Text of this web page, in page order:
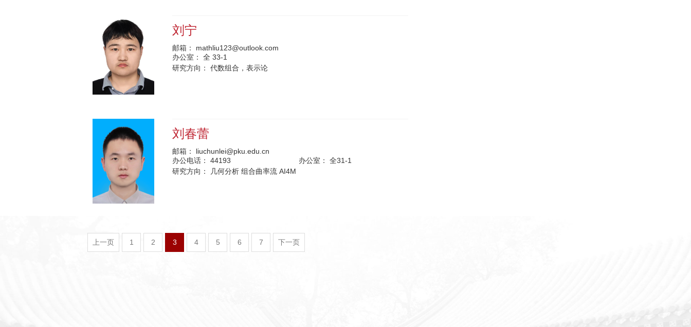
刘宁
邮箱：
mathliu123@outlook.com
办公室：
全 33-1
研究方向：
代数组合，表示论
刘春蕾
邮箱：
liuchunlei@pku.edu.cn
办公电话：
44193 办公室：
全31-1
研究方向：
几何分析 组合曲率流 AI4M
上一页 1 2 3 4 5 6 7 下一页